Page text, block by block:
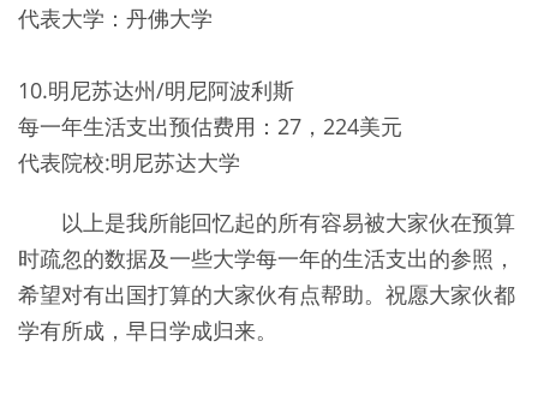
代表大学：丹佛大学
10.明尼苏达州/明尼阿波利斯
每一年生活支出预估费用：27，224美元
代表院校:明尼苏达大学
以上是我所能回忆起的所有容易被大家伙在预算
时疏忽的数据及一些大学每一年的生活支出的参照，
希望对有出国打算的大家伙有点帮助。祝愿大家伙都
学有所成，早日学成归来。